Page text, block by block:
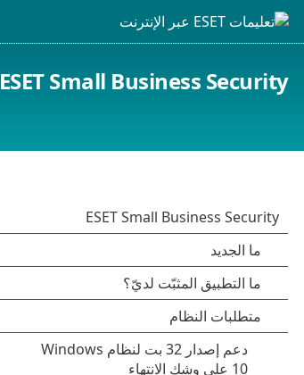
ESET Small Business Security